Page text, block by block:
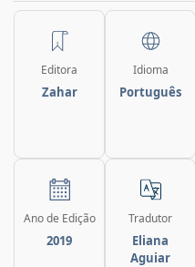
Editora
Zahar
Idioma
Português
Ano de Edição
2019
Tradutor
Eliana
Aguiar